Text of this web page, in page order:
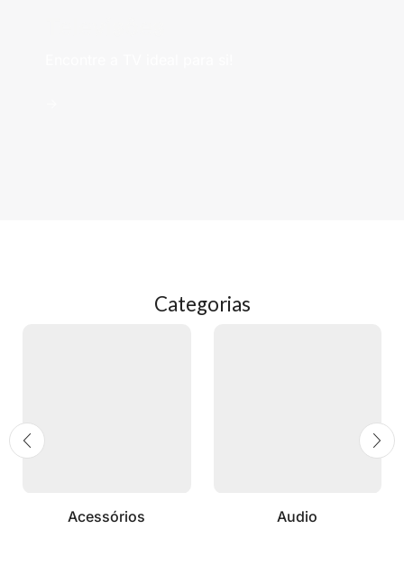
Categorias
Acessórios Audio